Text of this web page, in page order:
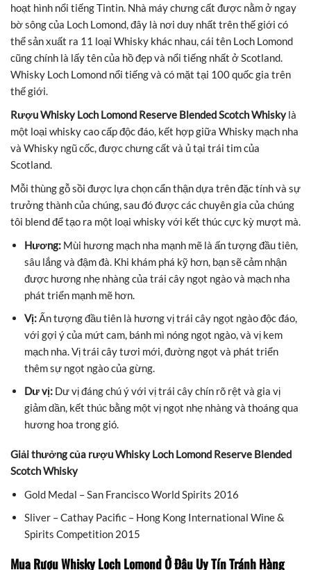
hoạt hình nổi tiếng Tintin. Nhà máy chưng cất được nằm ở ngay
bờ sông của Loch Lomond, đây là nơi duy nhất trên thế giới có
thể sản xuất ra 11 loại Whisky khác nhau, cái tên Loch Lomond
cũng chính là lấy tên của hồ đẹp và nổi tiếng nhất ở Scotland.
Whisky Loch Lomond nổi tiếng và có mặt tại 100 quốc gia trên
thế giới.
Rượu Whisky Loch Lomond Reserve Blended Scotch Whiskylà
một loại whisky cao cấp độc đáo, kết hợp giữa Whisky mạch nha
và Whisky ngũ cốc, được chưng cất và ủ tại trái tim của
Scotland.
Mỗi thùng gỗ sồi được lựa chọn cẩn thận dựa trên đặc tính và sự
trưởng thành của chúng, sau đó được các chuyên gia của chúng
tôi blend để tạo ra một loại whisky với kết thúc cực kỳ mượt mà.
Hương: Mùi hương mạch nha mạnh mẽ là ấn tượng đầu tiên,
sâu lắng và đậm đà. Khi khám phá kỹ hơn, bạn sẽ cảm nhận
được hương nhẹ nhàng của trái cây ngọt ngào và mạch nha
phát triển mạnh mẽ hơn.
Vị: Ấn tượng đầu tiên là hương vị trái cây ngọt ngào độc đáo,
với gợi ý của mứt cam, bánh mì nóng ngọt ngào, và vị kem
mạch nha. Vị trái cây tươi mới, đường ngọt và phát triển
thêm sự ngọt ngào của gừng.
Dư vị:Dư vị đáng chú ý với vị trái cây chín rõ rệt và gia vị
giảm dần, kết thúc bằng một vị ngọt nhẹ nhàng và thoáng qua
hương hoa trong gió.
Giải thưởng của rượu Whisky Loch Lomond Reserve Blended
Scotch Whisky
Gold Medal – San Francisco World Spirits 2016
Sliver – Cathay Pacific – Hong Kong International Wine &
Spirits Competition 2015
Mua Rượu Whisky Loch Lomond Ở Đâu Uy Tín Tránh Hàng